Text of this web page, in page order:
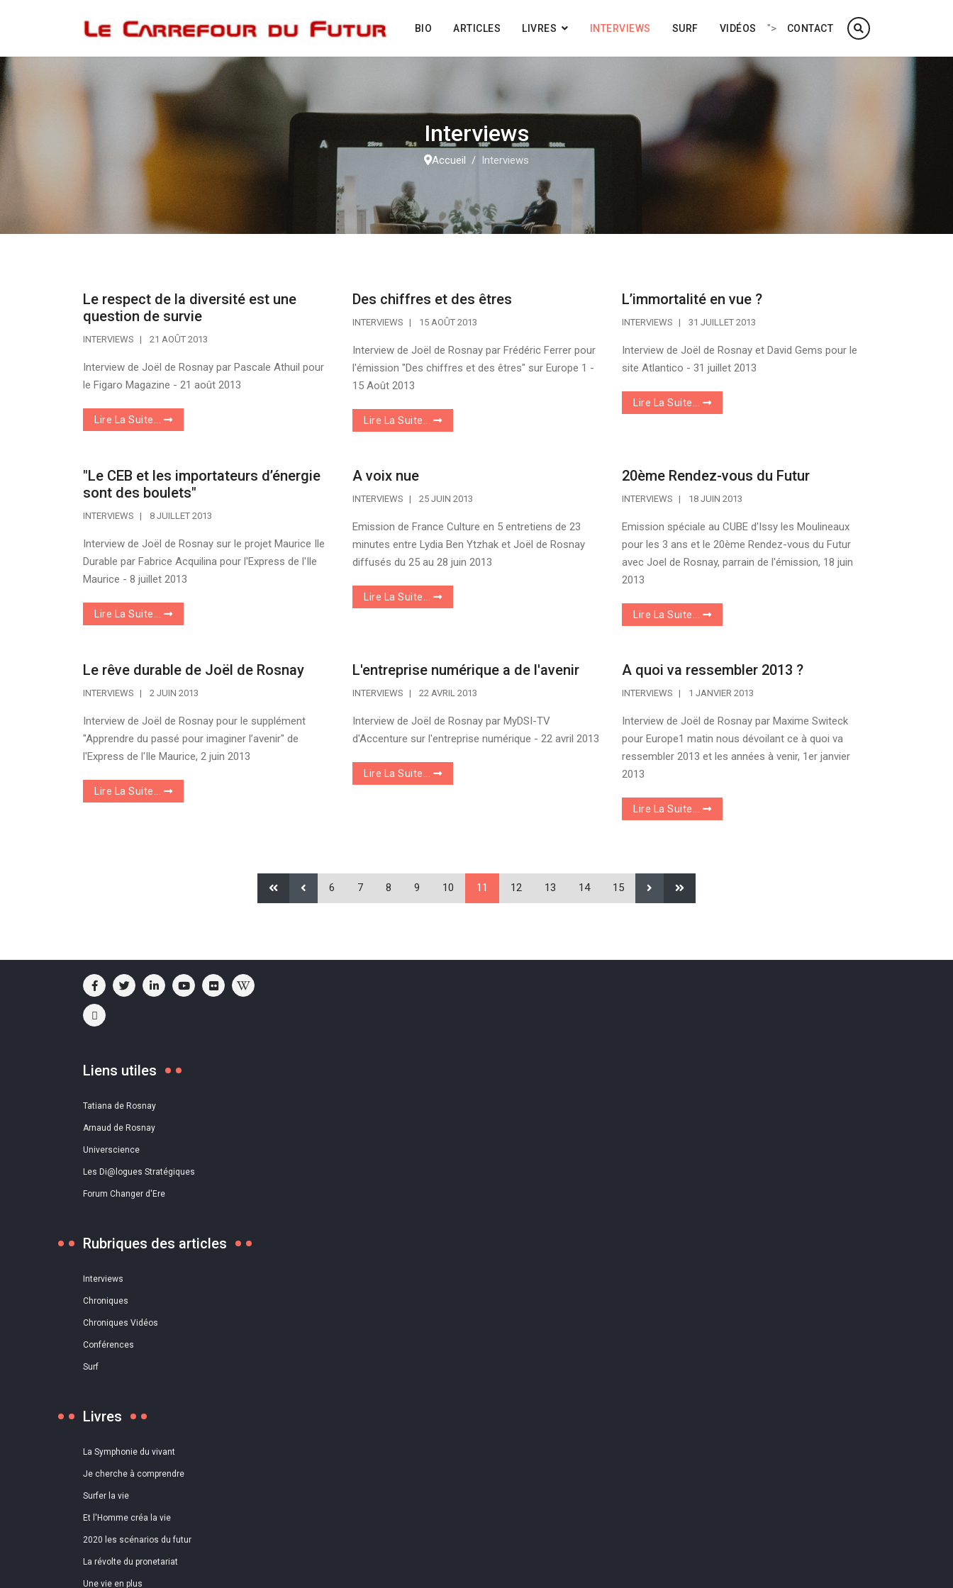
BIO ARTICLES LIVRES INTERVIEWS SURF VIDÉOS "> CONTACT
Interviews
Accueil Interviews
Le respect de la diversité est une
question de survie
INTERVIEWS 21 AOÛT 2013
Interview de Joël de Rosnay par Pascale Athuil pour
le Figaro Magazine - 21 août 2013
Lire La Suite...
Des chiffres et des êtres
INTERVIEWS 15 AOÛT 2013
Interview de Joël de Rosnay par Frédéric Ferrer pour
l'émission "Des chiffres et des êtres" sur Europe 1 -
15 Août 2013
Lire La Suite...
L’immortalité en vue ?
INTERVIEWS 31 JUILLET 2013
Interview de Joël de Rosnay et David Gems pour le
site Atlantico - 31 juillet 2013
Lire La Suite...
"Le CEB et les importateurs d’énergie
sont des boulets"
INTERVIEWS 8 JUILLET 2013
Interview de Joël de Rosnay sur le projet Maurice Ile
Durable par Fabrice Acquilina pour l'Express de l'Ile
Maurice - 8 juillet 2013
Lire La Suite...
A voix nue
INTERVIEWS 25 JUIN 2013
Emission de France Culture en 5 entretiens de 23
minutes entre Lydia Ben Ytzhak et Joël de Rosnay
diffusés du 25 au 28 juin 2013
Lire La Suite...
20ème Rendez-vous du Futur
INTERVIEWS 18 JUIN 2013
Emission spéciale au CUBE d'Issy les Moulineaux
pour les 3 ans et le 20ème Rendez-vous du Futur
avec Joel de Rosnay, parrain de l'émission, 18 juin
2013
Lire La Suite...
Le rêve durable de Joël de Rosnay
INTERVIEWS 2 JUIN 2013
Interview de Joël de Rosnay pour le supplément
"Apprendre du passé pour imaginer l’avenir" de
l'Express de l'Ile Maurice, 2 juin 2013
Lire La Suite...
L'entreprise numérique a de l'avenir
INTERVIEWS 22 AVRIL 2013
Interview de Joël de Rosnay par MyDSI-TV
d'Accenture sur l'entreprise numérique - 22 avril 2013
Lire La Suite...
A quoi va ressembler 2013 ?
INTERVIEWS 1 JANVIER 2013
Interview de Joël de Rosnay par Maxime Switeck
pour Europe1 matin nous dévoilant ce à quoi va
ressembler 2013 et les années à venir, 1er janvier
2013
Lire La Suite...
6 7 8 9 10 11 12 13 14 15
Liens utiles
Tatiana de Rosnay
Arnaud de Rosnay
Universcience
Les Di@logues Stratégiques
Forum Changer d'Ere
Rubriques des articles
Interviews
Chroniques
Chroniques Vidéos
Conférences
Surf
Livres
La Symphonie du vivant
Je cherche à comprendre
Surfer la vie
Et l'Homme créa la vie
2020 les scénarios du futur
La révolte du pronetariat
Une vie en plus